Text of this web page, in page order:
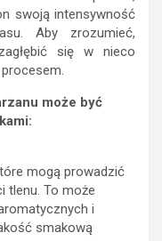
swoją intensywność
Aby zrozumieć,
się w nieco
może być
mogą prowadzić
tlenu. To może
i
smakową